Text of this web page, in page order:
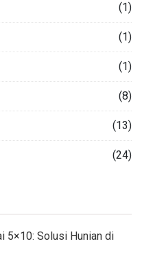
(1)
(1)
(1)
(8)
(13)
(24)
5×10: Solusi Hunian di